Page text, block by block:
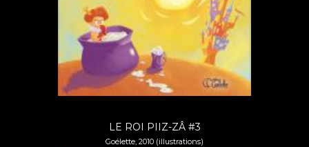
LE ROI PIIZ-ZÂ #3
Goélette, 2010 (illustrations)